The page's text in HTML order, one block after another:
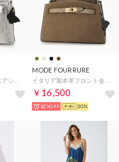
MODE FOURRURE
￥16,500
82%OFF 30%